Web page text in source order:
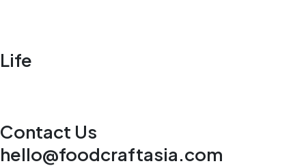
Life
Contact Us
hello@foodcraftasia.com